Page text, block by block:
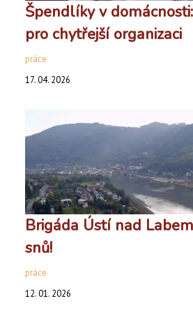
Špendlíky v
pro chytřejší organizaci
práce
17. 04. 2026
Brigáda Ústí nad
snů!
práce
12. 01. 2026